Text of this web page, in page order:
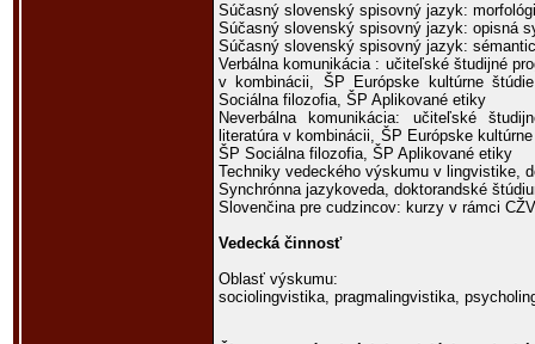
Súčasný slovenský spisovný jazyk:
Súčasný slovenský spisovný jazyk: opisná
Súčasný slovenský spisovný jazyk:
Verbálna komunikácia : učiteľské študijné
v kombinácii, ŠP Európske kultúrne
Sociálna filozofia, ŠP Aplikované etiky
Neverbálna komunikácia: učiteľské
literatúra v kombinácii, ŠP Európske
ŠP Sociálna filozofia, ŠP Aplikované etiky
Techniky vedeckého výskumu v lingvistike,
Synchrónna jazykoveda, doktorandské
Slovenčina pre cudzincov: kurzy v rámci
Vedecká činnosť
Oblasť výskumu:
sociolingvistika, pragmalingvistika,